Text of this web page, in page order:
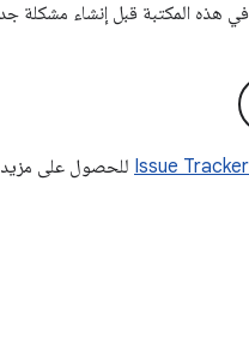
في هذه المكتبة قبل إنشاء مشكلة
للحصول على مزيد